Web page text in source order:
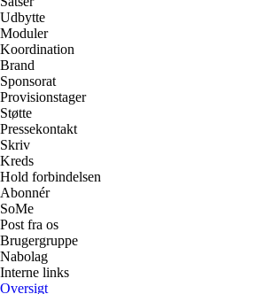
Udbytte
Moduler
Koordination
Brand
Sponsorat
Provisionstager
Støtte
Pressekontakt
Skriv
Kreds
Hold forbindelsen
Abonnér
SoMe
Post fra os
Brugergruppe
Nabolag
Interne links
Oversigt